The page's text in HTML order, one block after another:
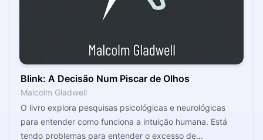
Blink: A Decisão Num Piscar de Olhos
Malcolm Gladwell
O livro explora pesquisas psicológicas e neurológicas
para entender como funciona a intuição humana. Está
tendo problemas para entender o excesso de